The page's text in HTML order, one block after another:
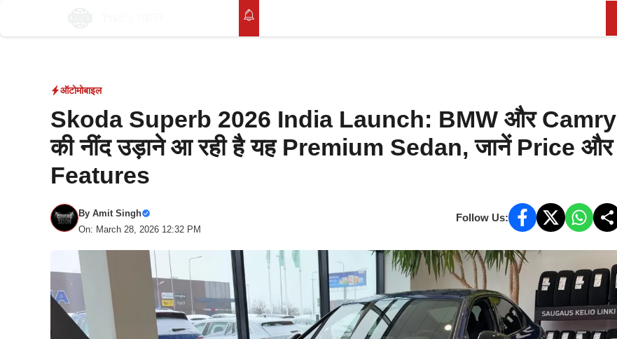
to
ऑटोमोबाइल
Skoda Superb 2026 India Launch: BMW और Camry
की नींद उड़ाने आ रही है यह Premium Sedan, जानें Price और
Features
By Amit Singh
On: March 28, 2026 12:32 PM
Follow Us: